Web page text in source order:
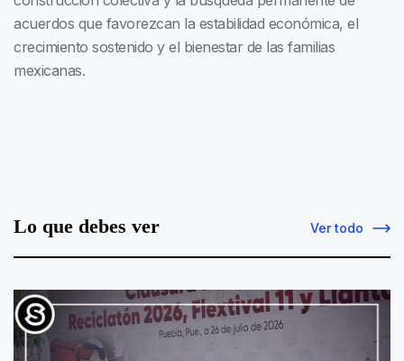
acuerdos que favorezcan la estabilidad económica, el
crecimiento sostenido y el bienestar de las familias
mexicanas.
Lo que debes ver Ver todo